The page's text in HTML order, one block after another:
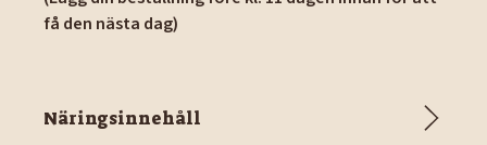
få den nästa dag)
Näringsinnehåll